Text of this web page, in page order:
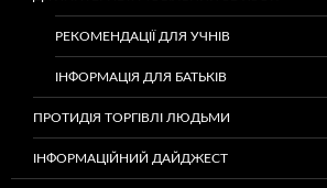
РЕКОМЕНДАЦІЇ ДЛЯ УЧНІВ
ІНФОРМАЦІЯ ДЛЯ БАТЬКІВ
ПРОТИДІЯ ТОРГІВЛІ ЛЮДЬМИ
ІНФОРМАЦІЙНИЙ ДАЙДЖЕСТ